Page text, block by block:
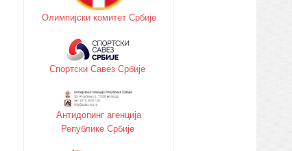
Олимпијски комитет Србије
Спортски Савез Србије
Антидопинг агенција
Републике Србије